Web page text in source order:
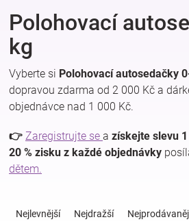
oblečení
kojenecká
výbava
Hračky
Polohovací
kg
Vyberte si Polohovací autosedačky
dopravou zdarma od 2 000 Kč a
objednávce nad 1 000 Kč.
👉 Zaregistrujte se a získejte slevu 1
20 % zisku z každé objednávky
dětem.
Nejlevnější Nejdražší